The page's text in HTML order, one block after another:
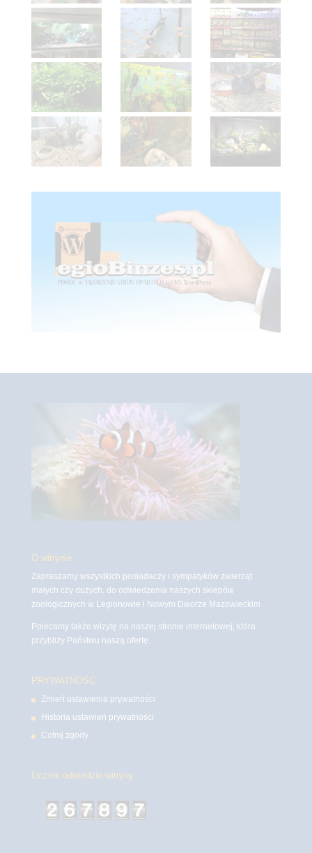
O witrynie
Zapraszamy wszystkich posiadaczy i sympatyków zwierząt
małych czy dużych, do odwiedzenia naszych sklepów
zoologicznych w Legionowie i Nowym Dworze Mazowieckim
Polecamy także wizytę na naszej stronie internetowej, która
przybliży Państwu naszą ofertę.
PRYWATNOŚĆ
Zmień ustawienia prywatności
Historia ustawień prywatności
Cofnij zgody
Licznik odwiedzin witryny